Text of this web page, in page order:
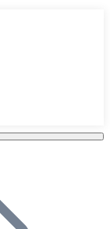
y permite que